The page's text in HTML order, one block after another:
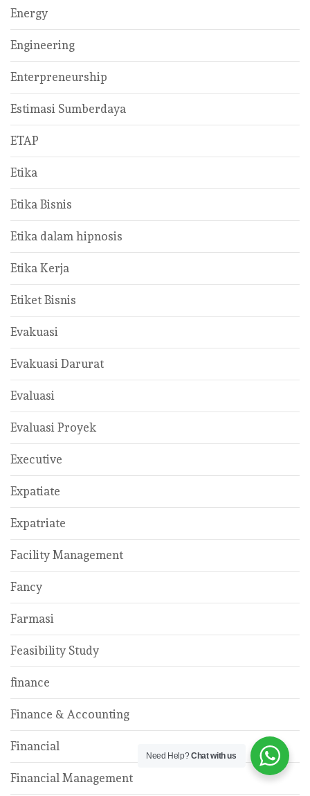
Energy
Engineering
Enterpreneurship
Estimasi Sumberdaya
ETAP
Etika
Etika Bisnis
Etika dalam hipnosis
Etika Kerja
Etiket Bisnis
Evakuasi
Evakuasi Darurat
Evaluasi
Evaluasi Proyek
Executive
Expatiate
Expatriate
Facility Management
Fancy
Farmasi
Feasibility Study
finance
Finance & Accounting
Financial
Financial Management
Need Help?Chat with us